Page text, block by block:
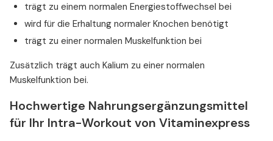
trägt zu einem normalen Energiestoffwechsel bei
wird für die Erhaltung normaler Knochen benötigt
trägt zu einer normalen Muskelfunktion bei
Zusätzlich trägt auch Kalium zu einer normalen
Muskelfunktion bei.
Hochwertige Nahrungsergänzungsmittel
für Ihr Intra-Workout von Vitaminexpress